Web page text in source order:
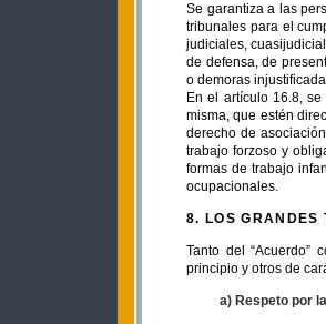
Se garantiza a las
tribunales para el
judiciales,
de defensa, de
o demoras
En el artículo 16.8,
misma, que estén
derecho de
trabajo forzoso y
formas de trabajo
ocupacionales.
8. LOS GRANDES
Tanto del “Acuerdo”
principio y otros de
a) Respeto por